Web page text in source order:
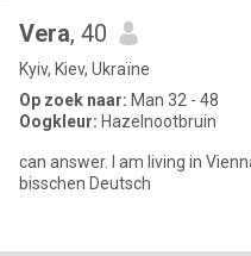
Vera, 40
Kyiv, Kiev, Ukraïne
Op zoek naar: Man 32 - 48
Oogkleur: Hazelnootbruin
can answer. I am living in
bisschen Deutsch